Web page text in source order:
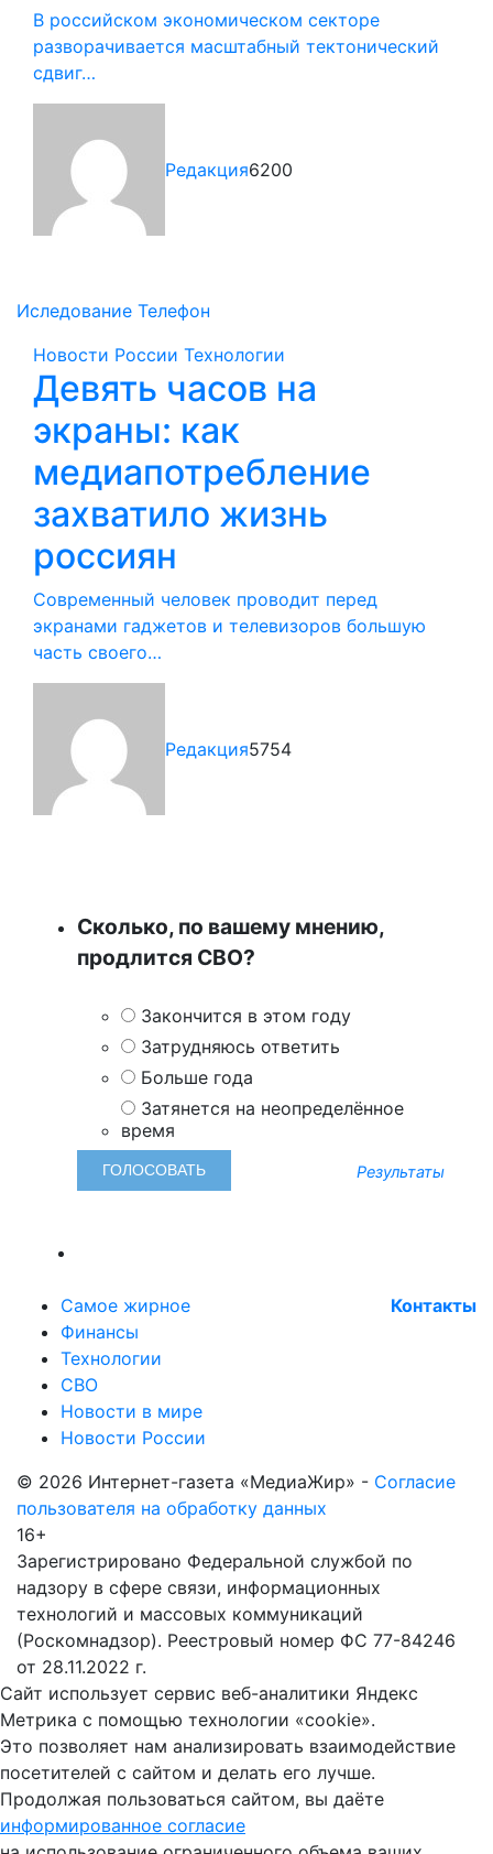
В российском экономическом секторе
разворачивается масштабный тектонический
сдвиг…
Редакция6200
Иследование Телефон
Новости России Технологии
Девять часов на
экраны: как
медиапотребление
захватило жизнь
россиян
Современный человек проводит перед
экранами гаджетов и телевизоров большую
часть своего…
Редакция5754
Сколько, по вашему мнению,
продлится СВО?
Закончится в этом году
Затрудняюсь ответить
Больше года
Затянется на неопределённое
время
Результаты
Самое жирное
Финансы
Технологии
СВО
Новости в мире
Новости России
Контакты
© 2026 Интернет-газета «МедиаЖир» - Согласие
пользователя на обработку данных
16+
Зарегистрировано Федеральной службой по
надзору в сфере связи, информационных
технологий и массовых коммуникаций
(Роскомнадзор). Реестровый номер ФС 77-84246
от 28.11.2022 г.
Сайт использует сервис веб-аналитики Яндекс
Метрика с помощью технологии «cookie».
Это позволяет нам анализировать взаимодействие
посетителей с сайтом и делать его лучше.
Продолжая пользоваться сайтом, вы даёте
информированное согласие